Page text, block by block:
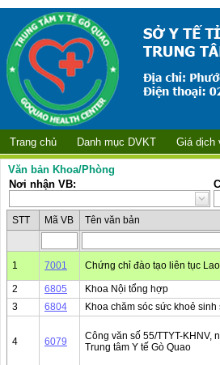
Trang chủ Danh mục DVKT Giá dịch
Văn bản Khoa/Phòng
Nơi nhận VB:
STT Mã VB Tên văn bản
1 7001 Chứng chỉ đào tạo liên tục
2
6805 Khoa Nội tổng hợp
3
6804 Khoa chăm sóc sức khoẻ sinh
4 6079
Công văn số 55/TTYT-KHNV,
Trung tâm Y tế Gò Quao